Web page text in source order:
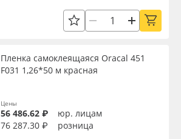
Пленка самоклеящаяся Oracal 451
F031 1,26*50 м красная
Цены
56 486.62 ₽
юр. лицам
76 287.30 ₽
розница